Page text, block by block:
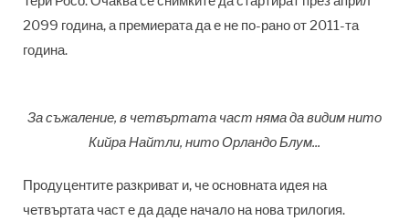
2099 година, а премиерата да е не по-рано от 2011-та
година.
За съжаление, в четвъртата част няма да видим нито
Кийра Найтли, нито Орландо Блум...
Продуцентите разкриват и, че основната идея на
четвъртата част е да даде начало на нова трилогия.